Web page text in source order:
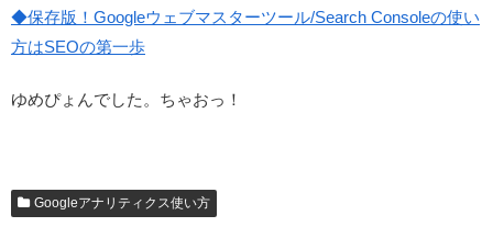
◆保存版！Googleウェブマスターツール/Search Consoleの使い
方はSEOの第一歩
ゆめぴょんでした。ちゃおっ！
Googleアナリティクス使い方